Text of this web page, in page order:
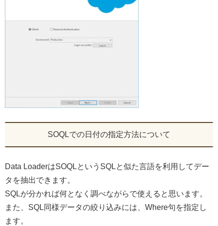
SOQLでの日付の指定方法について
Data LoaderはSOQLというSQLと似た言語を利用してデー
タを抽出できます。
SQLが分かれば何となく調べながらで使えると思います。
また、SQL同様データの絞り込みには、Where句を指定し
ます。